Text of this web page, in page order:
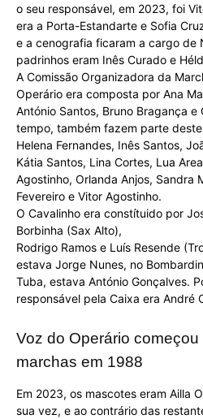
o seu responsável, em 2023, foi
era a Porta-Estandarte e Sofia
e a cenografia ficaram a cargo de
padrinhos eram Inês Curado e
A Comissão Organizadora da
Operário era composta por Ana
António Santos, Bruno Bragança e
tempo, também fazem parte
Helena Fernandes, Inês Santos,
Kátia Santos, Lina Cortes, Lua
Agostinho, Orlanda Anjos, Sandra
Fevereiro e Vitor Agostinho.
O Cavalinho era constítuido por
Borbinha (Sax Alto),
Rodrigo Ramos e Luís Resende
estava Jorge Nunes, no
Tuba, estava António Gonçalves.
responsável pela Caixa era André
Voz do Operário
marchas em 1988
Em 2023, os mascotes eram Ailla
sua vez, e ao contrário das